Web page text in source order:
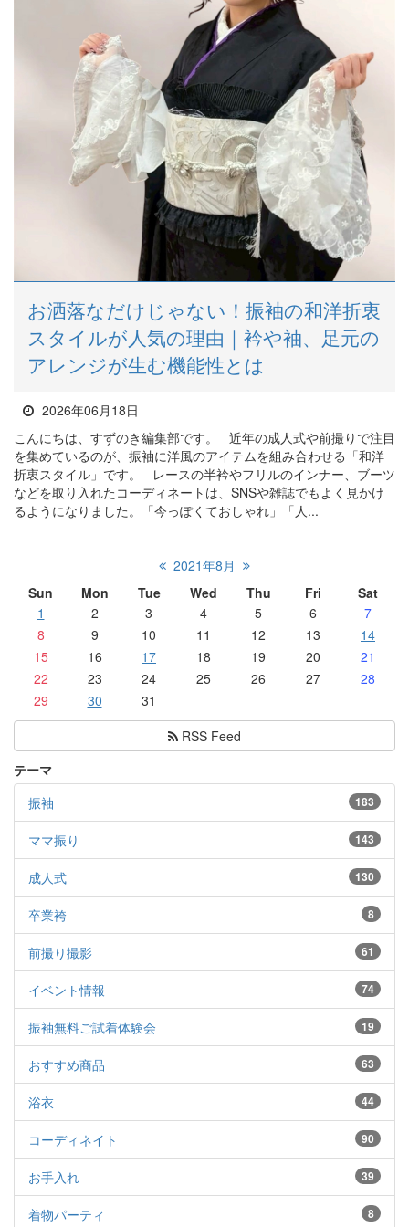
2021年8月
Sun
Mon Tue Wed Thu Fri
Sat
1
2 3 4 5 6
7
8
9 10 11 12 13
14
15
16 17 18 19 20
21
22
23 24 25 26 27
28
29
30
31
RSS Feed
テーマ
183
振袖
143
ママ振り
130
成人式
8
卒業袴
61
前撮り撮影
74
イベント情報
19
振袖無料ご試着体験会
63
おすすめ商品
44
浴衣
90
コーディネイト
39
お手入れ
8
着物パーティ
お洒落なだけじゃない！振袖の和洋折衷
スタイルが人気の理由｜衿や袖、足元の
アレンジが生む機能性とは
2026年06月18日
こんにちは、すずのき編集部です。 近年の成人式や前撮りで注目
を集めているのが、振袖に洋風のアイテムを組み合わせる「和洋
折衷スタイル」です。 レースの半衿やフリルのインナー、ブーツ
などを取り入れたコーディネートは、SNSや雑誌でもよく見かけ
るようになりました。「今っぽくておしゃれ」「人...